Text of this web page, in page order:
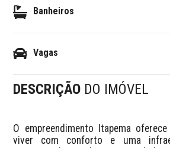
Banheiros
Vagas
DESCRIÇÃO DO IMÓVEL
O empreendimento Itapema
viver com conforto e uma